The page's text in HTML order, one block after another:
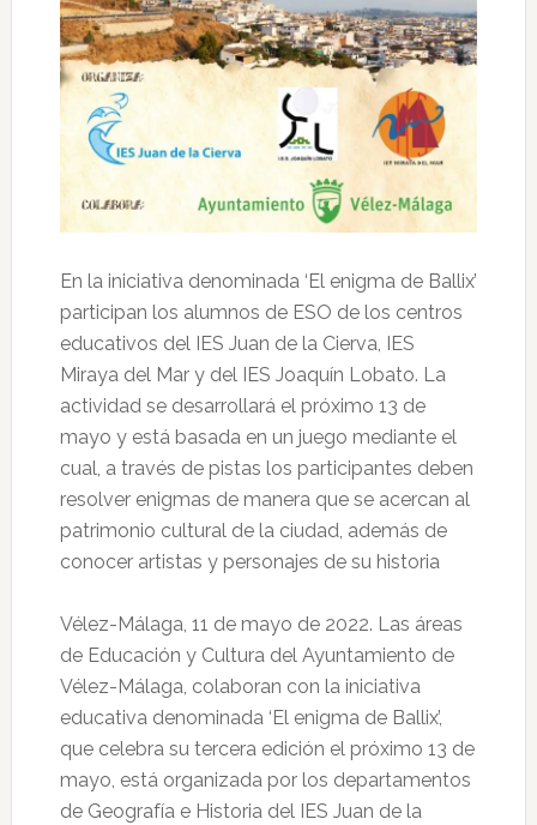
En la iniciativa denominada ‘El enigma de Ballix’
participan los alumnos de ESO de los centros
educativos del IES Juan de la Cierva, IES
Miraya del Mar y del IES Joaquín Lobato. La
actividad se desarrollará el próximo 13 de
mayo y está basada en un juego mediante el
cual, a través de pistas los participantes deben
resolver enigmas de manera que se acercan al
patrimonio cultural de la ciudad, además de
conocer artistas y personajes de su historia
Vélez-Málaga, 11 de mayo de 2022. Las áreas
de Educación y Cultura del Ayuntamiento de
Vélez-Málaga, colaboran con la iniciativa
educativa denominada ‘El enigma de Ballix’,
que celebra su tercera edición el próximo 13 de
mayo, está organizada por los departamentos
de Geografía e Historia del IES Juan de la